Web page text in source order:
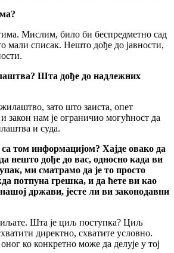
Мислим, било би беспредметно сад
мали списак. Нешто дође до јавности,
Шта дође до надлежних
зато што заиста, опет
закон нам је ограничио могућност да
и суда.
том информацијом? Хајде овако да
нешто дође до вас, односно када ви
ми сматрамо да је то просто
потпуна грешка, и да ћете ви као
држави, јесте ли ви законодавни
Шта је циљ поступка? Циљ
директно, схватите условно.
ко конкретно може да делује у тој